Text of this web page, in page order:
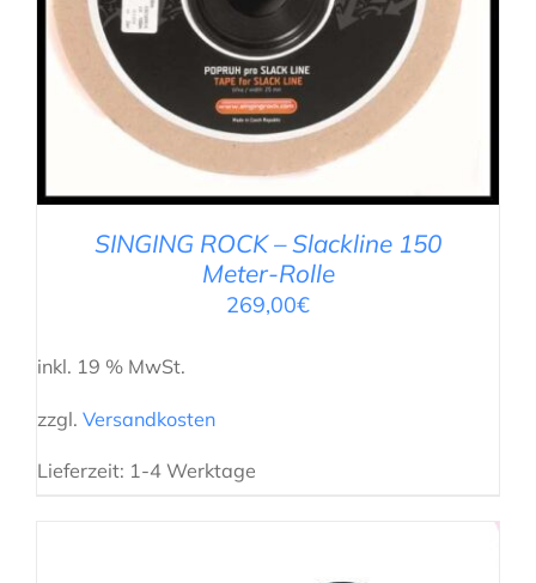
SINGING ROCK – Slackline 150
Meter-Rolle
269,00€
inkl. 19 % MwSt.
zzgl. Versandkosten
Lieferzeit: 1-4 Werktage